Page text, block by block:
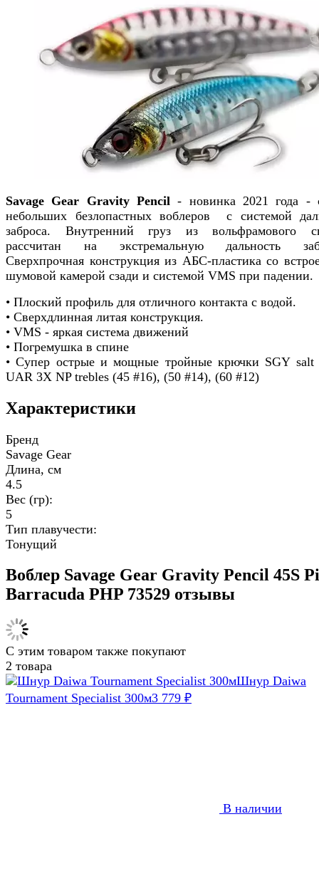
Savage Gear Gravity Pencil - новинка 2021 года -
небольших безлопастных воблеров с системой
заброса. Внутренний груз из вольфрамового
рассчитан на экстремальную дальность
Сверхпрочная конструкция из АБС-пластика со
шумовой камерой сзади и системой VMS при падении.
• Плоский профиль для отличного контакта с водой.
• Сверхдлинная литая конструкция.
• VMS - яркая система движений
• Погремушка в спине
• Супер острые и мощные тройные крючки SGY salt
UAR 3X NP trebles (45 #16), (50 #14), (60 #12)
Характеристики
Бренд
Savage Gear
Длина, см
4.5
Вес (гр):
5
Тип плавучести:
Тонущий
Воблер Savage Gear Gravity Pencil 45S
Barracuda PHP 73529 отзывы
С этим товаром также покупают
2 товара
Шнур Daiwa
Tournament Specialist 300м3 779 ₽
В наличии